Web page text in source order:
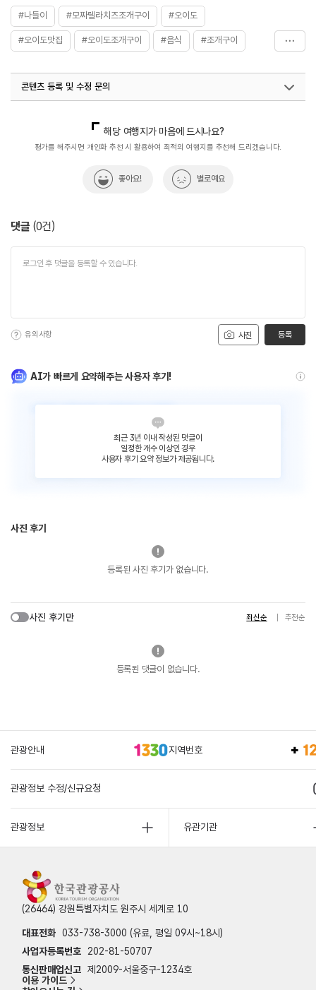
#나들이 #모짜렐라치즈조개구이 #오이도
#오이도맛집 #오이도조개구이 #음식 #조개구이
콘텐츠 등록 및 수정 문의
해당 여행지가 마음에 드시나요?
평가를 해주시면 개인화 추천 시 활용하여 최적의 여행지를 추천해 드리겠습니다.
좋아요! 별로예요
댓글 (0건)
사진
유의사항 등록
AI가 빠르게 요약해주는 사용자 후기!
최근 3년 이내 작성된 댓글이
일정한 개수 이상인 경우
사용자 후기 요약 정보가 제공됩니다.
사진 후기
등록된 사진 후기가 없습니다.
사진 후기만 최신순 추천순
등록된 댓글이 없습니다.
관광안내 지역번호
관광정보 수정/신규요청
관광정보 유관기관
(26464) 강원특별자치도 원주시 세계로 10
대표전화 033-738-3000 (유료, 평일 09시~18시)
사업자등록번호
202-81-50707
통신판매업신고 제2009-서울중구-1234호
이용 가이드